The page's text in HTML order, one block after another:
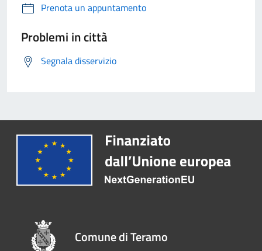
Prenota un appuntamento
Problemi in città
Segnala disservizio
Comune di Teramo